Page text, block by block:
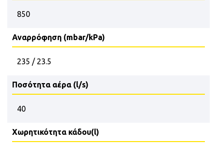
850
Αναρρόφηση (mbar/kPa)
235 / 23.5
Ποσότητα αέρα (l/s)
40
Χωρητικότητα κάδου(l)